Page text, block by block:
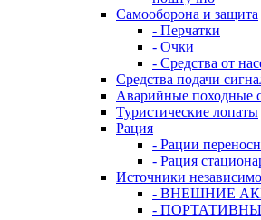
Самооборона и защита
- Перчатки
- Очки
- Средства от
Средства подачи
Аварийные походные
Туристические лопаты
Рация
- Рации
- Рация
Источники
- ВНЕШНИЕ
-